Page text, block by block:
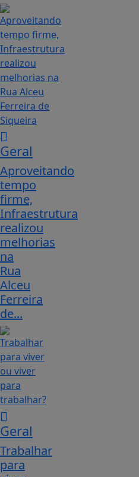
Geral
Aproveitando
tempo
firme,
Infraestrutura
realizou
melhorias
na
Rua
Alceu
Ferreira
de...
Geral
Trabalhar
para